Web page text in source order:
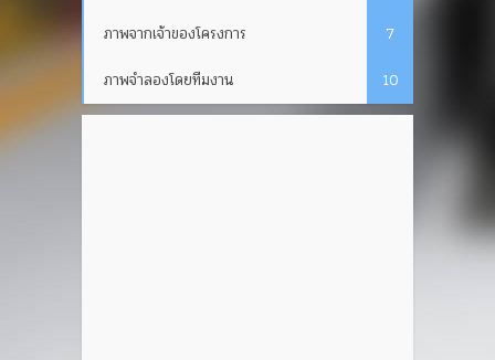
ภาพจากเจ้าของโครงการ
7
ภาพจำลองโดยทีมงาน
10